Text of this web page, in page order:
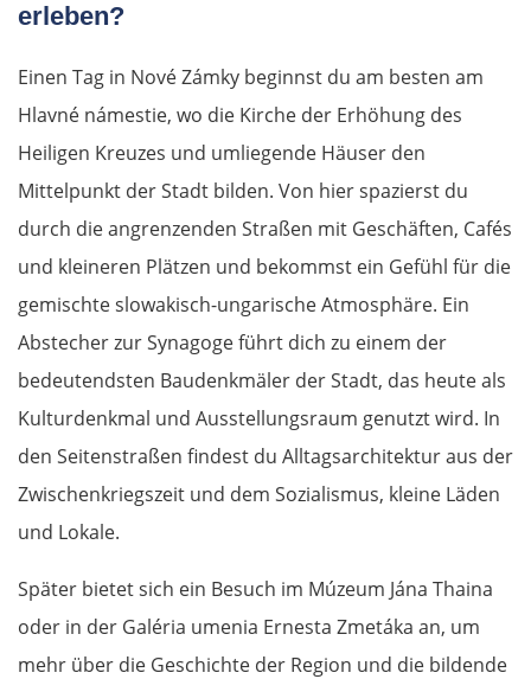
erleben?
Einen Tag in Nové Zámky beginnst du am besten am
Hlavné námestie, wo die Kirche der Erhöhung des
Heiligen Kreuzes und umliegende Häuser den
Mittelpunkt der Stadt bilden. Von hier spazierst du
durch die angrenzenden Straßen mit Geschäften, Cafés
und kleineren Plätzen und bekommst ein Gefühl für die
gemischte slowakisch-ungarische Atmosphäre. Ein
Abstecher zur Synagoge führt dich zu einem der
bedeutendsten Baudenkmäler der Stadt, das heute als
Kulturdenkmal und Ausstellungsraum genutzt wird. In
den Seitenstraßen findest du Alltagsarchitektur aus der
Zwischenkriegszeit und dem Sozialismus, kleine Läden
und Lokale.
Später bietet sich ein Besuch im Múzeum Jána Thaina
oder in der Galéria umenia Ernesta Zmetáka an, um
mehr über die Geschichte der Region und die bildende